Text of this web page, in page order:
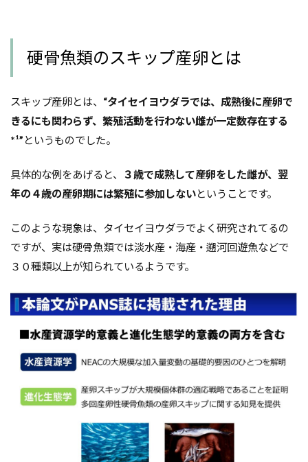
硬骨魚類のスキップ産卵とは
スキップ産卵とは、 “タイセイヨウダラでは、成熟後に産卵で
きるにも関わらず、繁殖活動を行わない雌が一定数存在する
*¹” というものでした。
具体的な例をあげると、
３歳で成熟して産卵をした雌が、翌
年の４歳の産卵期には繁殖に参加しないということです。
このような現象は、タイセイヨウダラでよく研究されてるの
ですが、実は硬骨魚類では淡水産・海産・遡河回遊魚などで
３０種類以上が知られているようです。